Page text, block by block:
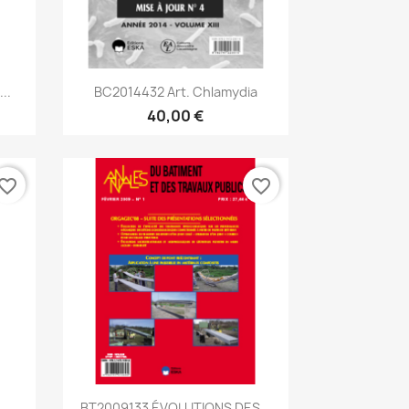
Aperçu rapide
BC2014432 Art. Chlamydia
40,00 €
Aperçu rapide
favorite_border